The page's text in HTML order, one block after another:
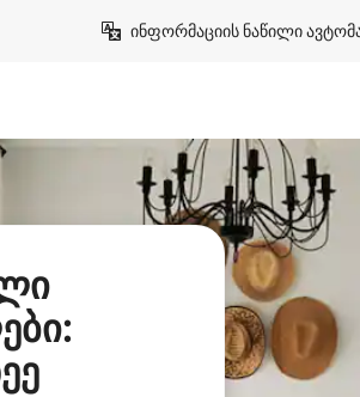
ინფორმაციის ნაწილი